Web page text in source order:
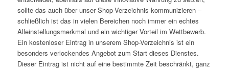
sollte das auch über unser Shop-Verzeichnis kommunizieren –
schließlich ist das in vielen Bereichen noch immer ein echtes
Alleinstellungsmerkmal und ein wichtiger Vorteil im Wettbewerb.
Ein kostenloser Eintrag in unserem Shop-Verzeichnis ist ein
besonders verlockendes Angebot zum Start dieses Dienstes.
Dieser Eintrag ist nicht auf eine bestimmte Zeit beschränkt, ganz